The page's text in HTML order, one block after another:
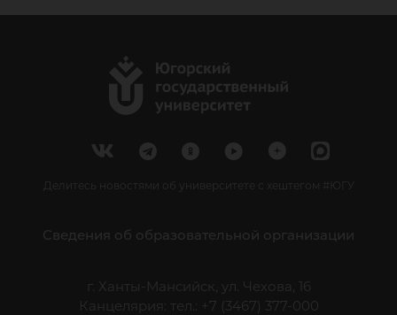
Делитесь новостями об университете с хештегом #ЮГУ
Сведения об образовательной организации
г. Ханты-Мансийск, ул. Чехова, 16
Канцелярия: тел.: +7 (3467) 377-000